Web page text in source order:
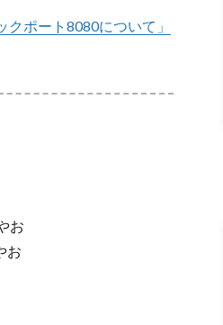
クポート8080について」
お
お